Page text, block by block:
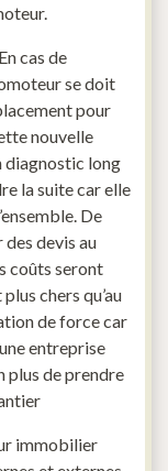
En cas de
se doit
pour
nouvelle
diagnostic long
la suite car elle
De
des devis au
coûts seront
chers qu’au
de force car
entreprise
plus de prendre
immobilier